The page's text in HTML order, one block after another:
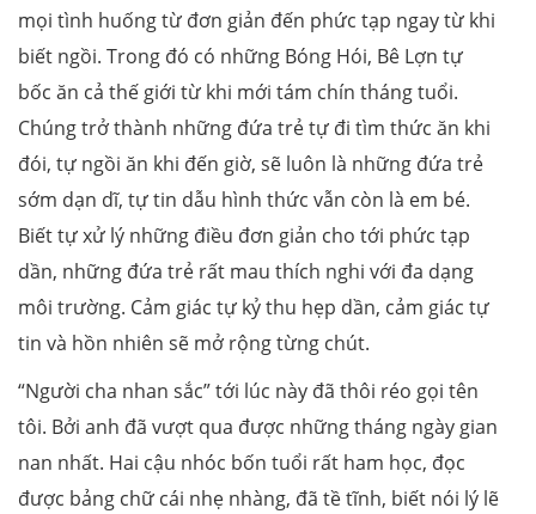
mọi tình huống từ đơn giản đến phức tạp ngay từ khi
biết ngồi. Trong đó có những Bóng Hói, Bê Lợn tự
bốc ăn cả thế giới từ khi mới tám chín tháng tuổi.
Chúng trở thành những đứa trẻ tự đi tìm thức ăn khi
đói, tự ngồi ăn khi đến giờ, sẽ luôn là những đứa trẻ
sớm dạn dĩ, tự tin dẫu hình thức vẫn còn là em bé.
Biết tự xử lý những điều đơn giản cho tới phức tạp
dần, những đứa trẻ rất mau thích nghi với đa dạng
môi trường. Cảm giác tự kỷ thu hẹp dần, cảm giác tự
tin và hồn nhiên sẽ mở rộng từng chút.
“Người cha nhan sắc” tới lúc này đã thôi réo gọi tên
tôi. Bởi anh đã vượt qua được những tháng ngày gian
nan nhất. Hai cậu nhóc bốn tuổi rất ham học, đọc
được bảng chữ cái nhẹ nhàng, đã tề tĩnh, biết nói lý lẽ